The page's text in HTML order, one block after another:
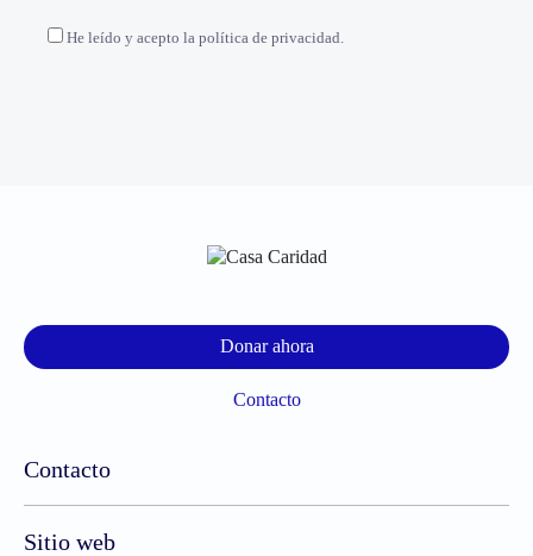
He leído y acepto la política de privacidad.
Contacto
Sitio web
Donar ahora
Contacto